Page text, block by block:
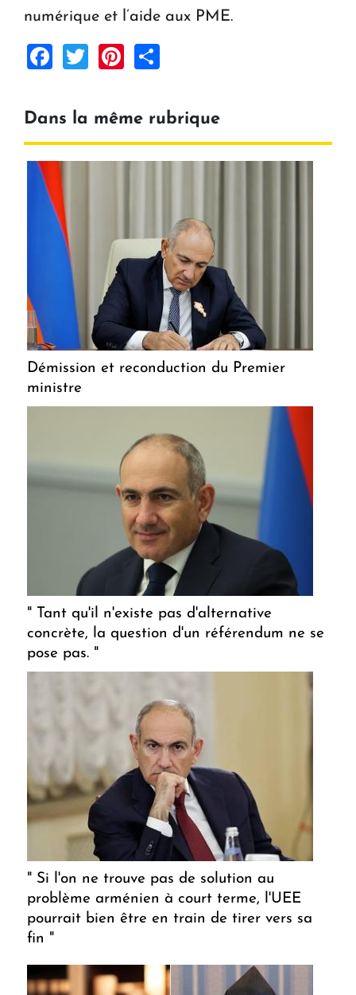
numérique et l’aide aux PME.
Facebook
TwitterPinterest
Dans la même rubrique
Démission et reconduction du Premier
ministre
" Tant qu'il n'existe pas d'alternative
concrète, la question d'un référendum ne se
pose pas. "
" Si l'on ne trouve pas de solution au
problème arménien à court terme, l'UEE
pourrait bien être en train de tirer vers sa
fin "